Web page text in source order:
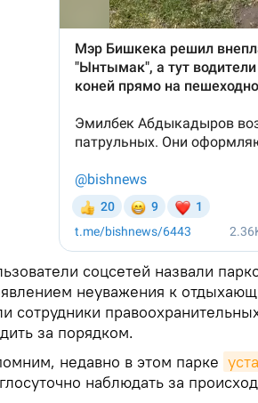
соцсетей назвали
неуважения к
сотрудники
за порядком.
недавно в этом парке
наблюдать за